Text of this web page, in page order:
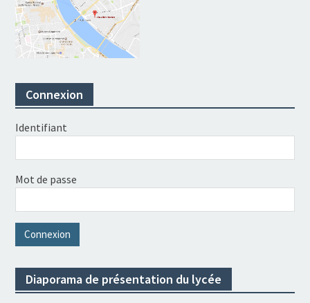
Connexion
Identifiant
Mot de passe
Diaporama de présentation du lycée